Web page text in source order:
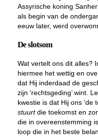
Assyrische koning
als begin van de
eeuw later, werd
De slotsom
Wat vertelt ons dit alles?
hiermee het wettig en
dat Hij inderdaad de
zijn ‘rechtsgeding’ wint.
kwestie is dat Hij ons ‘de
stuurtdie toekomst en
die in overeenstemming
loop die in het beste